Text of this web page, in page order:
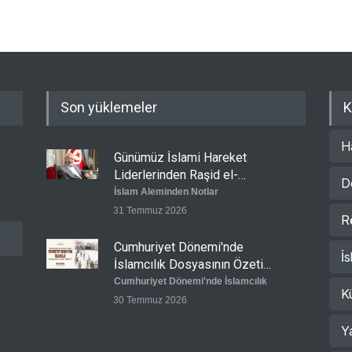
Son yüklemeler
Günümüz İslami Hareket
Liderlerinden Raşid el-
Gannuşi’ye Seküler Faşizmin
Zindanlarında Ağır Tecrit
İslam Aleminden Notlar
31 Temmuz 2026
Cumhuriyet Dönemi'nde
İslamcılık Dosyasının Özeti
Sizlerle!
Cumhuriyet Dönemi'nde İslamcılık
30 Temmuz 2026